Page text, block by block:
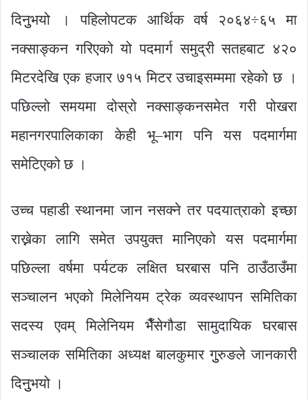
दिनुुभयो । पहिलोपटक आर्थिक वर्ष २०६४÷६५ मा
नक्साङ्कन गरिएको यो पदमार्ग समुद्री सतहबाट ४२०
मिटरदेखि एक हजार ७१५ मिटर उचाइसम्ममा रहेको छ ।
पछिल्लो समयमा दोस्रो नक्साङ्कनसमेत गरी पोखरा
महानगरपालिकाका केही भू–भाग पनि यस पदमार्गमा
समेटिएको छ ।
उच्च पहाडी स्थानमा जान नसक्ने तर पदयात्राको इच्छा
राख्नेका लागि समेत उपयुक्त मानिएको यस पदमार्गमा
पछिल्ला वर्षमा पर्यटक लक्षित घरबास पनि ठाउँठाउँमा
सञ्चालन भएको मिलेनियम ट्रेक व्यवस्थापन समितिका
सदस्य एवम् मिलेनियम भैँसेगौडा सामुदायिक घरबास
सञ्चालक समितिका अध्यक्ष बालकुमार गुुरुङले जानकारी
दिनुुभयो ।